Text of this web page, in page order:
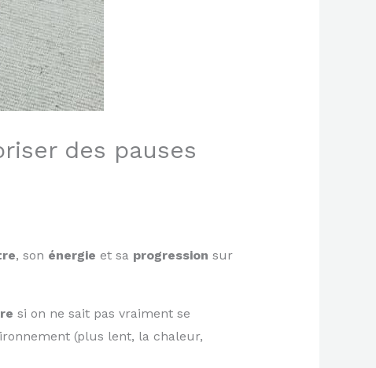
des pauses
, son énergie et sa progression sur
si on ne sait pas vraiment se
(plus lent, la chaleur,